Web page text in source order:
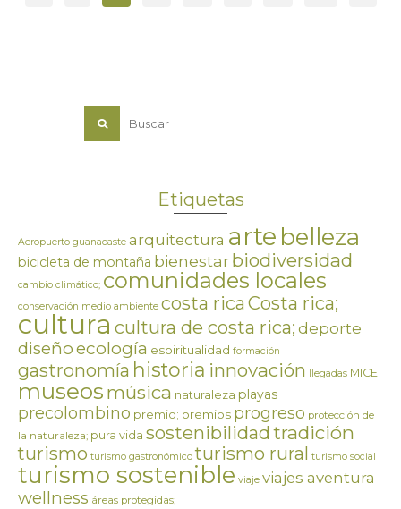
Etiquetas
Aeropuerto guanacaste arquitectura arte belleza
bicicleta de montaña bienestarbiodiversidad
cambio climático; comunidades locales
conservación medio ambiente costa ricaCosta rica;
cultura cultura de costa rica;deporte
diseñoecología espiritualidad formación
gastronomía historia innovación llegadas MICE
museos música naturaleza playas
precolombino premio; premios progreso protección de
la naturaleza; pura vida sostenibilidadtradición
turismo turismo gastronómico turismo rural turismo social
turismo sostenible viaje viajes aventura
wellness áreas protegidas;